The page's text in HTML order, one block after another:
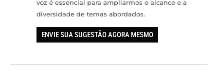
voz é essencial para ampliarmos o alcance e a
diversidade de temas abordados.
ENVIE SUA SUGESTÃO AGORA MESMO